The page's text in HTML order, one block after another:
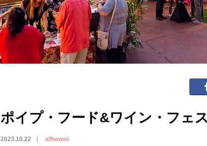
ポイプ・フード&ワイン・フェ
2023.10.22 allhawaii